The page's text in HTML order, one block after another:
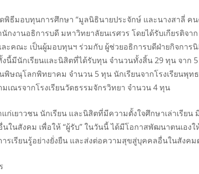
พิธีมอบทุนการศึกษา “มูลนิธินายประจักษ์ และนางสาลี่ ค
กงานอธิการบดี มหาวิทยาลัยนเรศวร โดยได้รับเกียรติจ
ะคณะ เป็นผู้มอบทุนฯ ร่วมกับ ผู้ช่วยอธิการบดีฝ่ายกิจการ
มีนักเรียนและนิสิตที่ได้รับทุน จำนวนทั้งสิ้น 29 ทุน จาก
พิษณุโลกพิทยาคม จำนวน 5 ทุน นักเรียนจากโรงเรียนพุท
ณรจากโรงเรียนวัดธรรมจักรวิทยา จำนวน 4 ทุน
ก่เยาวชน นักเรียน และนิสิตที่มีความตั้งใจศึกษาเล่าเรี
ในสังคม เพื่อให้ “ผู้รับ” ในวันนี้ ได้มีโอกาสพัฒนาตนเอง
รเรียนรู้อย่างยั่งยืน และส่งต่อความสุขสู่บุคคลอื่นในสังค